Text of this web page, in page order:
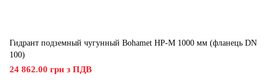
Гидрант подземный чугунный Bohamet HP-M 1000 мм (фланець DN
100)
24 862.00 грн з ПДВ